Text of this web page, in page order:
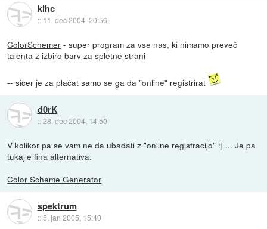
kihc
:: 11. dec 2004, 20:56
ColorSchemer - super program za vse nas, ki nimamo preveč
talenta z izbiro barv za spletne strani
-- sicer je za plačat samo se ga da "online" registrirat
d0rK
::28. dec 2004, 14:50
V kolikor pa se vam ne da ubadati z "online registracijo" :] ... Je pa
tukajle fina alternativa.
Color Scheme Generator
spektrum
::5. jan 2005, 15:40